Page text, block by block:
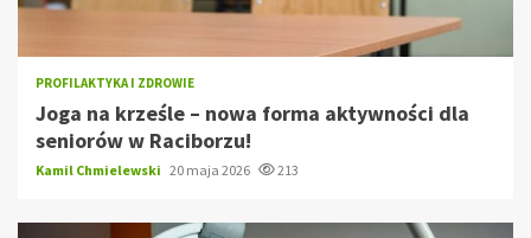
PROFILAKTYKA I ZDROWIE
Joga na krześle – nowa forma aktywności dla
seniorów w Raciborzu!
Kamil Chmielewski 20 maja 2026 213